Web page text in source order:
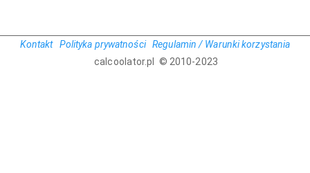
Kontakt Polityka prywatności Regulamin / Warunki korzystania
calcoolator.pl © 2010-2023